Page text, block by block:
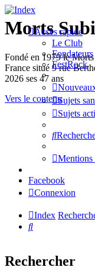
Morts
Fondé en 1979 le
France situé 9 rue
2026 ses 47 ans
Vers le contenu
Accès rapide
Le Club
Fondateurs
FestRock
Sujets
Sujets
Mentions
Facebook
Connexion
Index
Rechercher
Rechercher